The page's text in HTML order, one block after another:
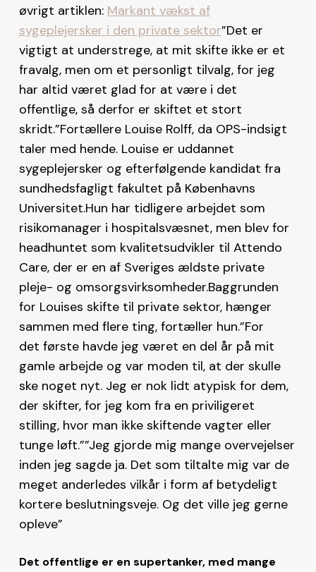
øvrigt artiklen: Markant vækst af
sygeplejersker i den private sektor”Det er
vigtigt at understrege, at mit skifte ikke er et
fravalg, men om et personligt tilvalg, for jeg
har altid været glad for at være i det
offentlige, så derfor er skiftet et stort
skridt.”Fortællere Louise Rolff, da OPS-indsigt
taler med hende. Louise er uddannet
sygeplejersker og efterfølgende kandidat fra
sundhedsfagligt fakultet på Københavns
Universitet.Hun har tidligere arbejdet som
risikomanager i hospitalsvæsnet, men blev for
headhuntet som kvalitetsudvikler til Attendo
Care, der er en af Sveriges ældste private
pleje- og omsorgsvirksomheder.Baggrunden
for Louises skifte til private sektor, hænger
sammen med flere ting, fortæller hun.”For
det første havde jeg været en del år på mit
gamle arbejde og var moden til, at der skulle
ske noget nyt. Jeg er nok lidt atypisk for dem,
der skifter, for jeg kom fra en priviligeret
stilling, hvor man ikke skiftende vagter eller
tunge løft.””Jeg gjorde mig mange overvejelser
inden jeg sagde ja. Det som tiltalte mig var de
meget anderledes vilkår i form af betydeligt
kortere beslutningsveje. Og det ville jeg gerne
opleve”
Det offentlige er en supertanker, med mange